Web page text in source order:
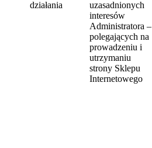
działania
uzasadnionych
interesów
Administratora –
polegających na
prowadzeniu i
utrzymaniu
strony Sklepu
Internetowego